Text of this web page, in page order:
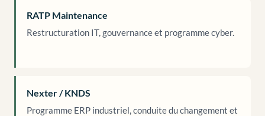
RATP Maintenance
Restructuration IT, gouvernance et programme cyber.
Nexter / KNDS
Programme ERP industriel, conduite du changement et